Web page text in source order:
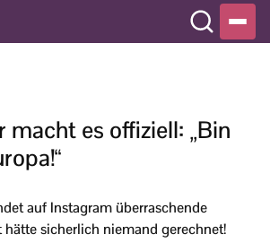
macht es offiziell: „Bin
auf Instagram überraschende
sicherlich niemand gerechnet!